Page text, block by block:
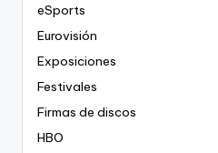
eSports
Eurovisión
Exposiciones
Festivales
Firmas de discos
HBO